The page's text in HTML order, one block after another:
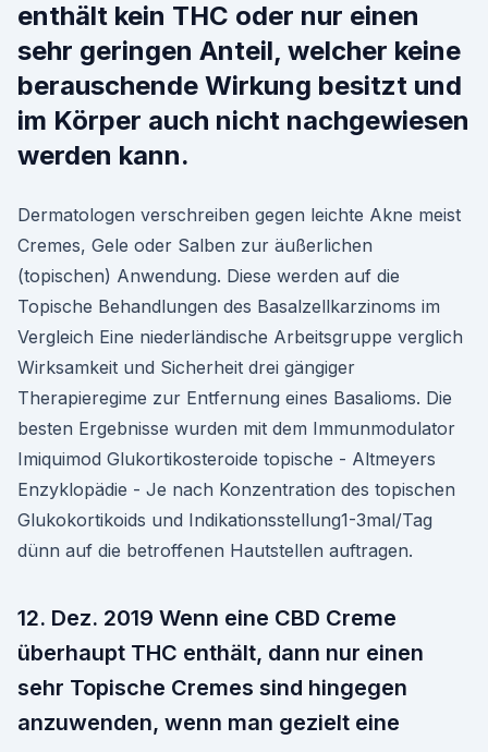
enthält kein THC oder nur einen
sehr geringen Anteil, welcher keine
berauschende Wirkung besitzt und
im Körper auch nicht nachgewiesen
werden kann.
Dermatologen verschreiben gegen leichte Akne meist
Cremes, Gele oder Salben zur äußerlichen
(topischen) Anwendung. Diese werden auf die
Topische Behandlungen des Basalzellkarzinoms im
Vergleich Eine niederländische Arbeitsgruppe verglich
Wirksamkeit und Sicherheit drei gängiger
Therapieregime zur Entfernung eines Basalioms. Die
besten Ergebnisse wurden mit dem Immunmodulator
Imiquimod Glukortikosteroide topische - Altmeyers
Enzyklopädie - Je nach Konzentration des topischen
Glukokortikoids und Indikationsstellung1-3mal/Tag
dünn auf die betroffenen Hautstellen auftragen.
12. Dez. 2019 Wenn eine CBD Creme
überhaupt THC enthält, dann nur einen
sehr Topische Cremes sind hingegen
anzuwenden, wenn man gezielt eine